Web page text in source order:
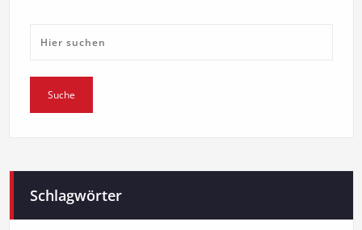
Schlagwörter